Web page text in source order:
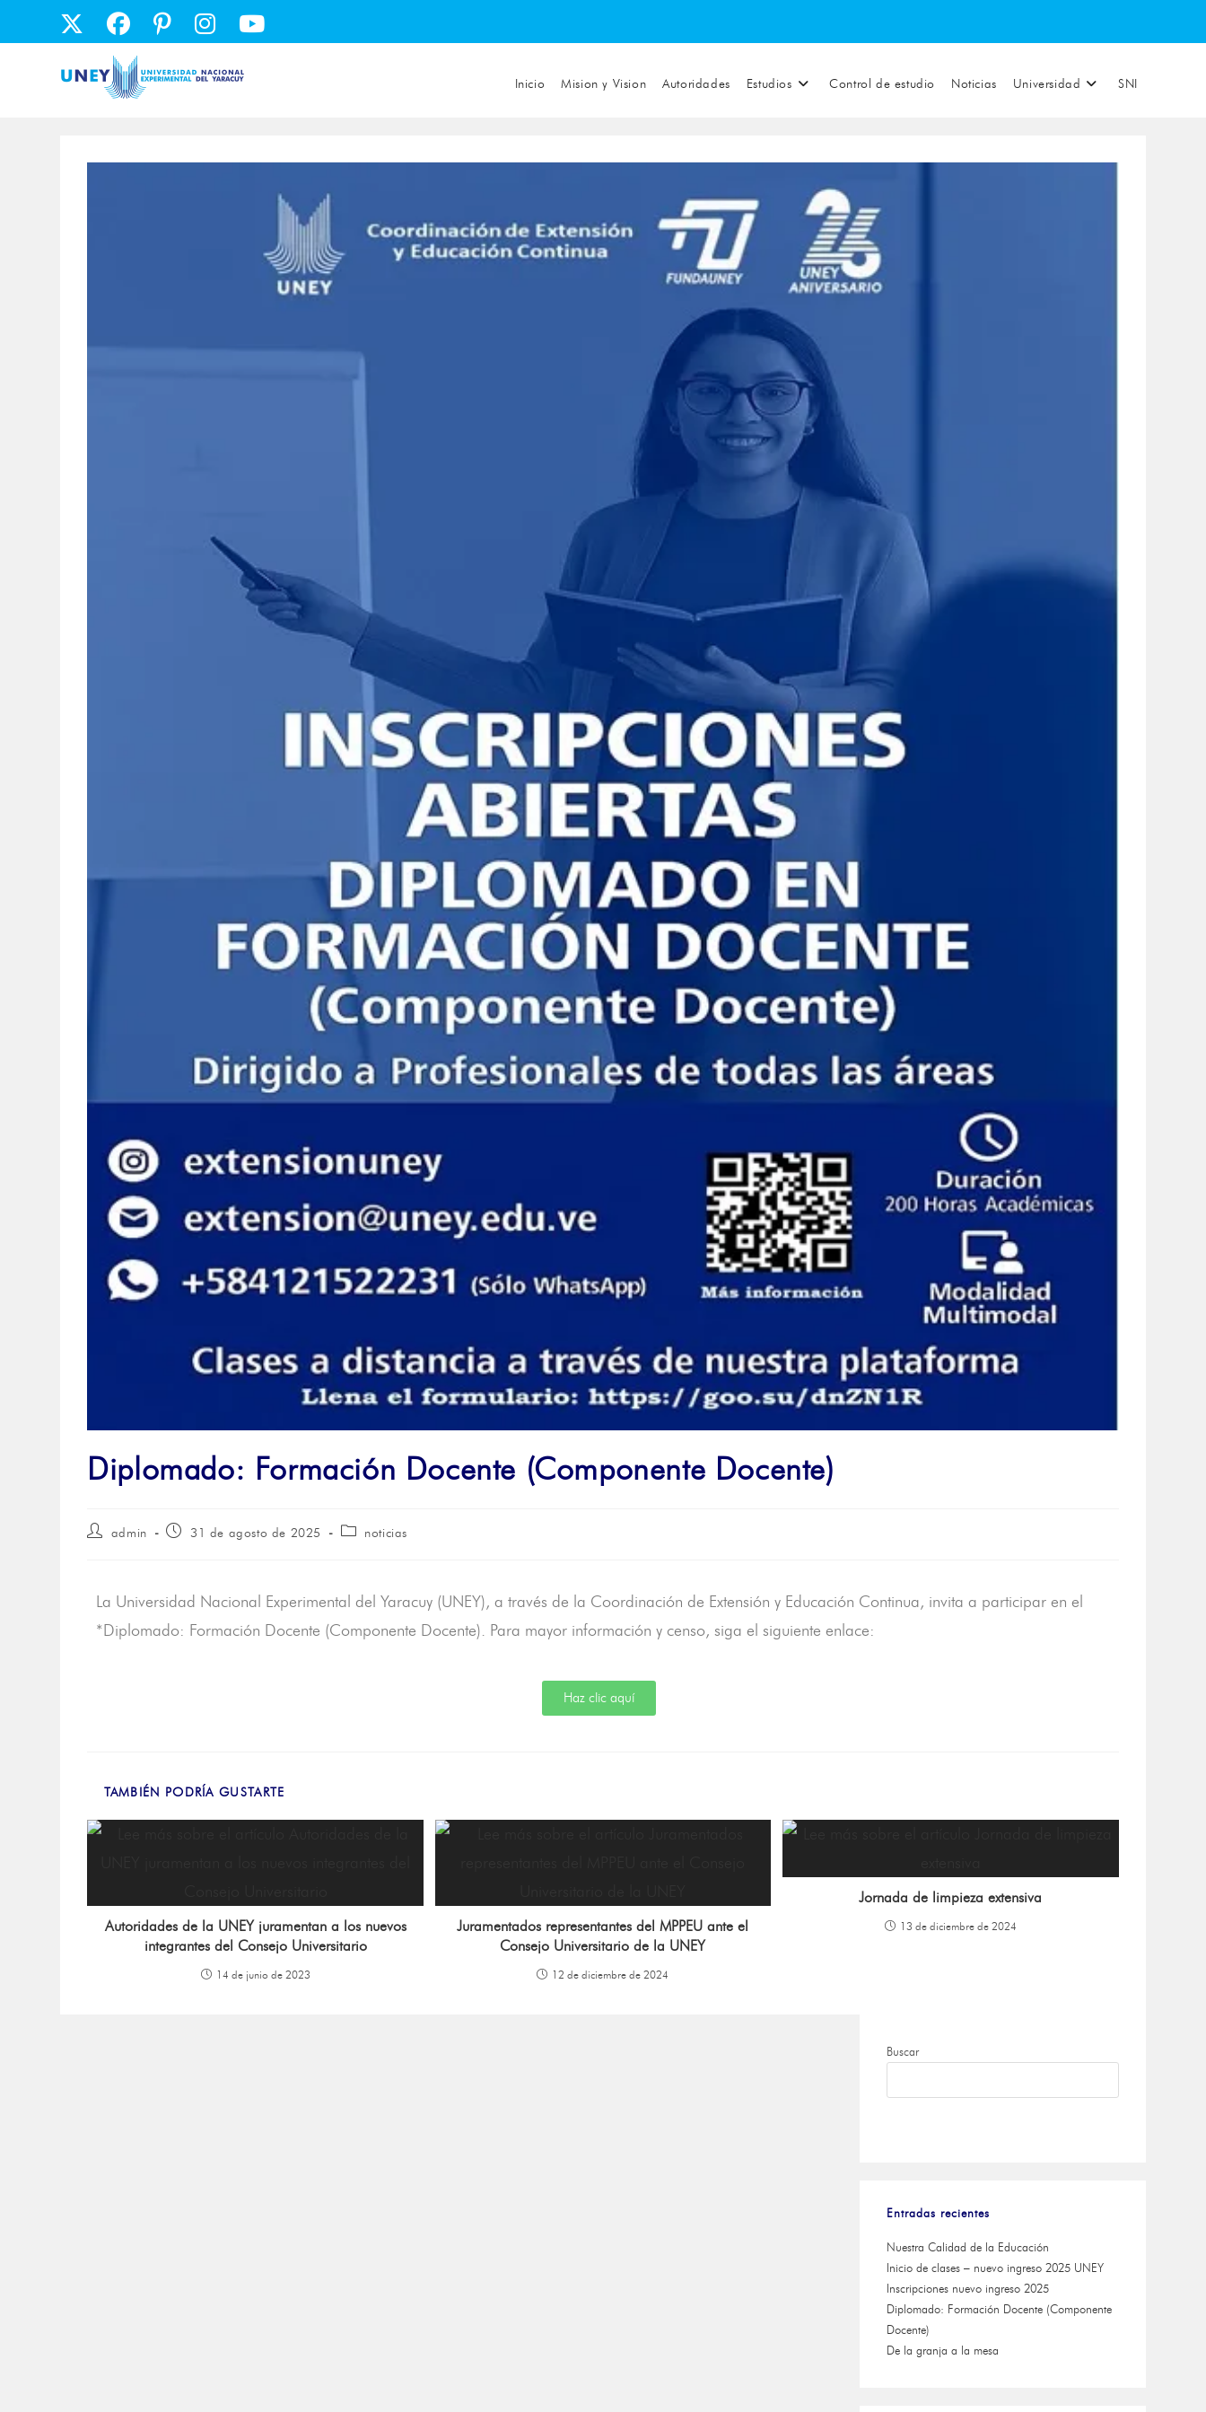
Inicio Mision y Vision Autoridades Estudios Control de estudio Noticias Universidad SNI
Diplomado: Formación Docente (Componente Docente)
admin 31 de agosto de 2025 noticias
La Universidad Nacional Experimental del Yaracuy (UNEY), a través de la Coordinación de Extensión y Educación Continua, invita a participar en el
*Diplomado: Formación Docente (Componente Docente). Para mayor información y censo, siga el siguiente enlace:
Haz clic aquí
TAMBIÉN PODRÍA GUSTARTE
Autoridades de la UNEY juramentan a los nuevos
integrantes del Consejo Universitario
14 de junio de 2023
Juramentados representantes del MPPEU ante el
Consejo Universitario de la UNEY
12 de diciembre de 2024
Jornada de limpieza extensiva
13 de diciembre de 2024
Buscar
Entradas recientes
Nuestra Calidad de la Educación
Inicio de clases – nuevo ingreso 2025 UNEY
Inscripciones nuevo ingreso 2025
Diplomado: Formación Docente (Componente
Docente)
De la granja a la mesa